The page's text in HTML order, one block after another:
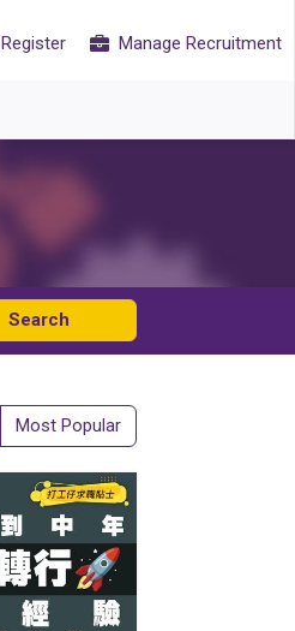
Register Manage Recruitment
Search
Most Popular